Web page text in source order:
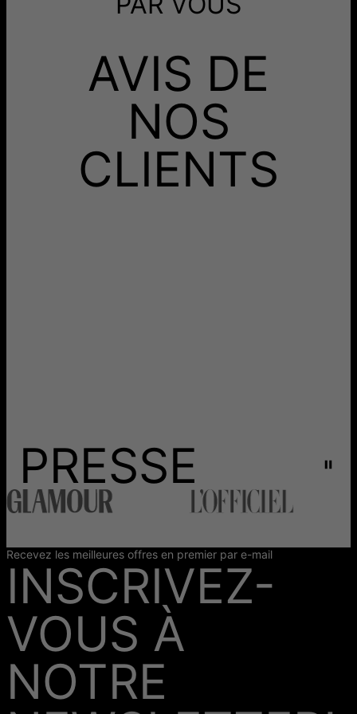
Date de livraison
Livraison Gratuite
jeu. 20 août - ven. 21
août
Recevez-le avant
août
Les délais mentionnés comprennent le temps de
production.
AVIS DE
NOS
CLIENTS
PRESSE
Recevez les meilleures offres en premier par e-mail
INSCRIVEZ-
VOUS À
NOTRE